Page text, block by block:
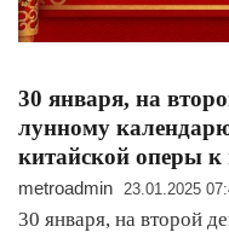
30 января, на
лунному
китайской оперы
metroadmin 23.01.2025
30 января, на второй